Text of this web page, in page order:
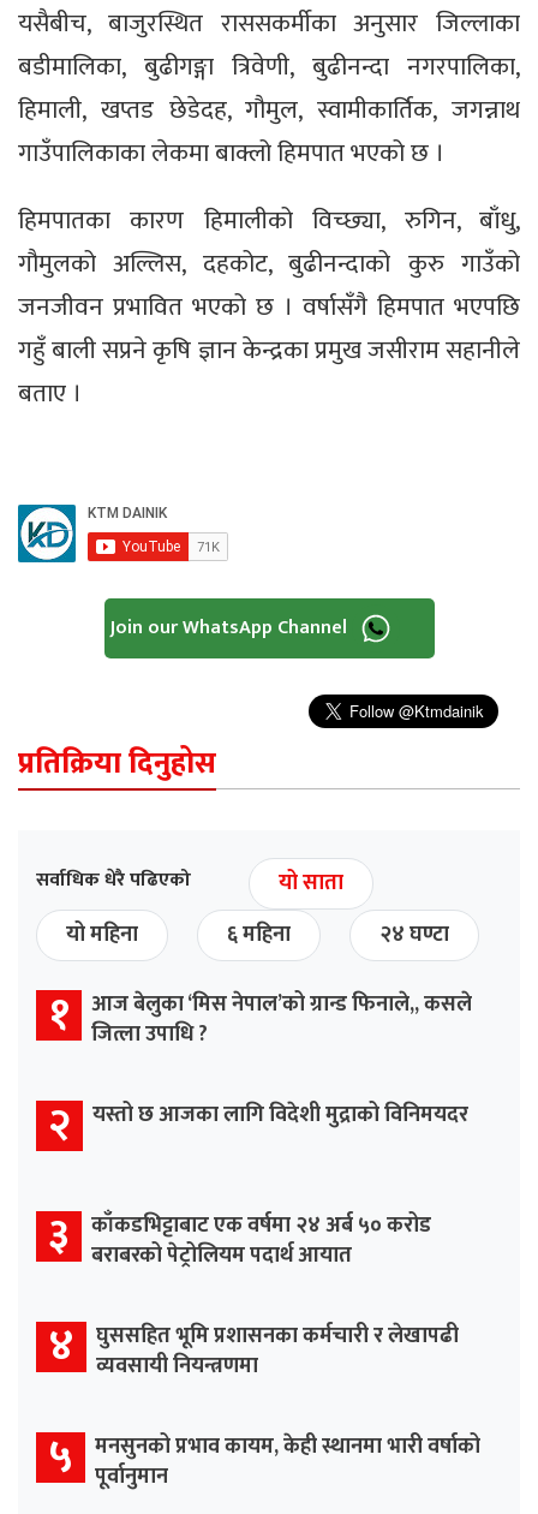
यसैबीच, बाजुरस्थित राससकर्मीका अनुसार जिल्लाका
बडीमालिका, बुढीगङ्गा त्रिवेणी, बुढीनन्दा नगरपालिका,
हिमाली, खप्तड छेडेदह, गौमुल, स्वामीकार्तिक, जगन्नाथ
गाउँपालिकाका लेकमा बाक्लो हिमपात भएको छ ।
हिमपातका कारण हिमालीको विच्छ्या, रुगिन, बाँधु,
गौमुलको अल्लिस, दहकोट, बुढीनन्दाको कुरु गाउँको
जनजीवन प्रभावित भएको छ । वर्षासँगै हिमपात भएपछि
गहुँ बाली सप्रने कृषि ज्ञान केन्द्रका प्रमुख जसीराम सहानीले
बताए ।
Join our WhatsApp Channel
प्रतिक्रिया दिनुहोस
सर्वाधिक धेरै पढिएको
यो साता
यो महिना
६ महिना २४ घण्टा
१ आज बेलुका ‘मिस नेपाल’को ग्रान्ड फिनाले,, कसले
जित्ला उपाधि ?
२ यस्तो छ आजका लागि विदेशी मुद्राको विनिमयदर
३ काँकडभिट्टाबाट एक वर्षमा २४ अर्ब ५० करोड
बराबरको पेट्रोलियम पदार्थ आयात
४ घुससहित भूमि प्रशासनका कर्मचारी र लेखापढी
व्यवसायी नियन्त्रणमा
५ मनसुनको प्रभाव कायम, केही स्थानमा भारी वर्षाको
पूर्वानुमान